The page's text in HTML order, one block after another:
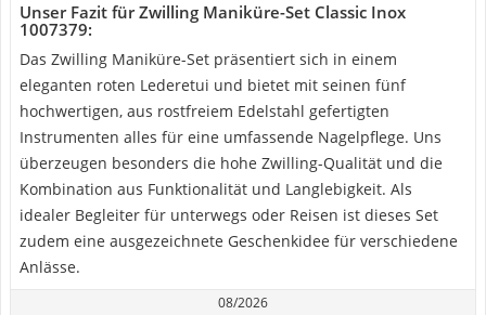
Unser Fazit für Zwilling Maniküre-Set Classic Inox
‎1007379:
Das Zwilling Maniküre-Set präsentiert sich in einem
eleganten roten Lederetui und bietet mit seinen fünf
hochwertigen, aus rostfreiem Edelstahl gefertigten
Instrumenten alles für eine umfassende Nagelpflege. Uns
überzeugen besonders die hohe Zwilling-Qualität und die
Kombination aus Funktionalität und Langlebigkeit. Als
idealer Begleiter für unterwegs oder Reisen ist dieses Set
zudem eine ausgezeichnete Geschenkidee für verschiedene
Anlässe.
08/2026